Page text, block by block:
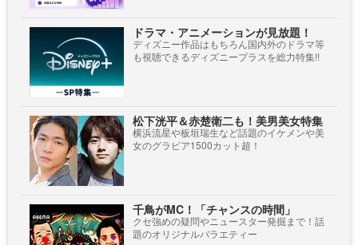
ドラマ・アニメーションが見放題！
ディズニー作品はもちろん国内外のドラマ等
も視聴できるディズニープラスを総力特集!!
松下洸平＆赤楚衛二も！美男美女特集
横浜流星や板垣瑞生など話題のイケメンや美
女のグラビア1500カット超！
千鳥がMC！「チャンスの時間」
クセ強めの疑問やニュースター発掘まで！話
題のオリジナルバラエティー